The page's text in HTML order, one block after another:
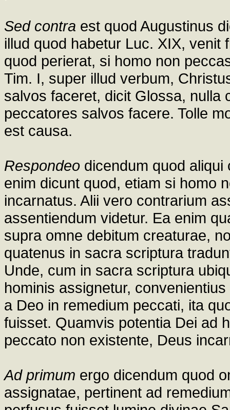
Sed contra est quod Augustinus
illud quod habetur Luc. XIX,
quod perierat, si homo non
Tim. I, super illud verbum,
salvos faceret, dicit Glossa, nulla
peccatores salvos facere. Tolle
est causa.
Respondeo dicendum quod
enim dicunt quod, etiam si homo
incarnatus. Alii vero contrarium
assentiendum videtur. Ea enim
supra omne debitum creaturae,
quatenus in sacra scriptura
Unde, cum in sacra scriptura
hominis assignetur,
a Deo in remedium peccati, ita
fuisset. Quamvis potentia Dei ad
peccato non existente, Deus
Ad primum ergo dicendum quod
assignatae, pertinent ad